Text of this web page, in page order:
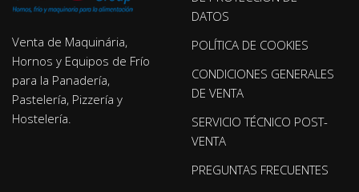
Venta de Maquinária,
Hornos y Equipos de Frío
para la Panadería,
Pastelería, Pizzería y
Hostelería.
DATOS
POLÍTICA DE COOKIES
CONDICIONES GENERALES
DE VENTA
SERVICIO TÉCNICO POST-
VENTA
PREGUNTAS FRECUENTES